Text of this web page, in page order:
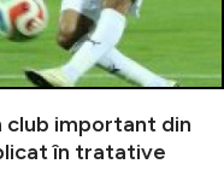
club important din
în tratative